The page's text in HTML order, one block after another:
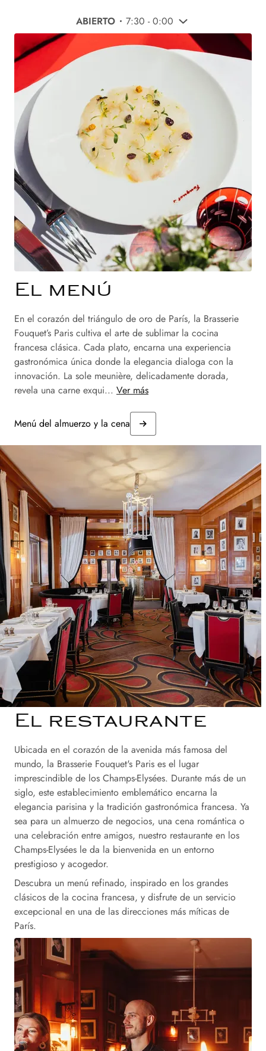
ABIERTO 7:30 - 0:00
El menú
En el corazón del triángulo de oro de París, la Brasserie
Fouquet’s Paris cultiva el arte de sublimar la cocina
francesa clásica. Cada plato, encarna una experiencia
gastronómica única donde la elegancia dialoga con la
innovación. La sole meunière, delicadamente dorada,
revela una carne exqui... Ver más
Menú del almuerzo y la cena
El restaurante
Ubicada en el corazón de la avenida más famosa del
mundo, la Brasserie Fouquet's Paris es el lugar
imprescindible de los Champs-Elysées. Durante más de un
siglo, este establecimiento emblemático encarna la
elegancia parisina y la tradición gastronómica francesa. Ya
sea para un almuerzo de negocios, una cena romántica o
una celebración entre amigos, nuestro restaurante en los
Champs-Elysées le da la bienvenida en un entorno
prestigioso y acogedor.
Descubra un menú refinado, inspirado en los grandes
clásicos de la cocina francesa, y disfrute de un servicio
excepcional en una de las direcciones más míticas de
París.